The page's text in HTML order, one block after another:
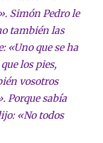
Simón Pedro le
también las
«Uno que se ha
los pies,
vosotros
Porque sabía
«No todos